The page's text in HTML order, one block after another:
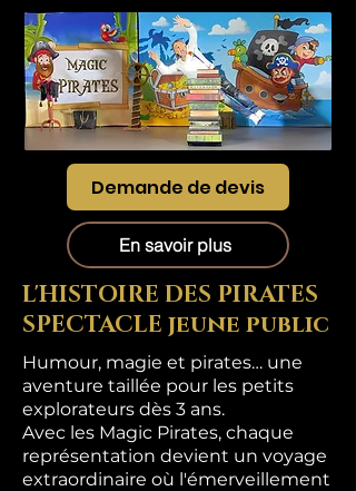
Demande de devis
En savoir plus
L'HISTOIRE DES PIRATES
SPECTACLE jeune public
Humour, magie et pirates… une
aventure taillée pour les petits
explorateurs dès 3 ans.
Avec les Magic Pirates, chaque
représentation devient un voyage
extraordinaire où l'émerveillement